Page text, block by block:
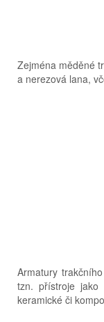
Zejména měděné
a nerezová lana,
Armatury
tzn. přístroje jako
keramické či